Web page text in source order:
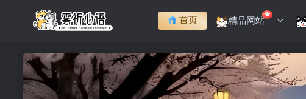
首页 精品网站